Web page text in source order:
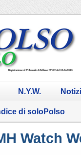
N.Y.W.
di soloPolso
Watch